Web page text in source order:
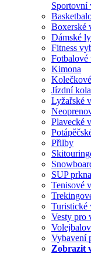
Sportovní
Boxerské
Dámské
Fitness
Fotbalové
Kimona
Jízdní kola
Lyžařské
Plavecké
Přilby
SUP prkna
Tenisové
Turistické
Vesty pro
Vybavení
Zobrazit